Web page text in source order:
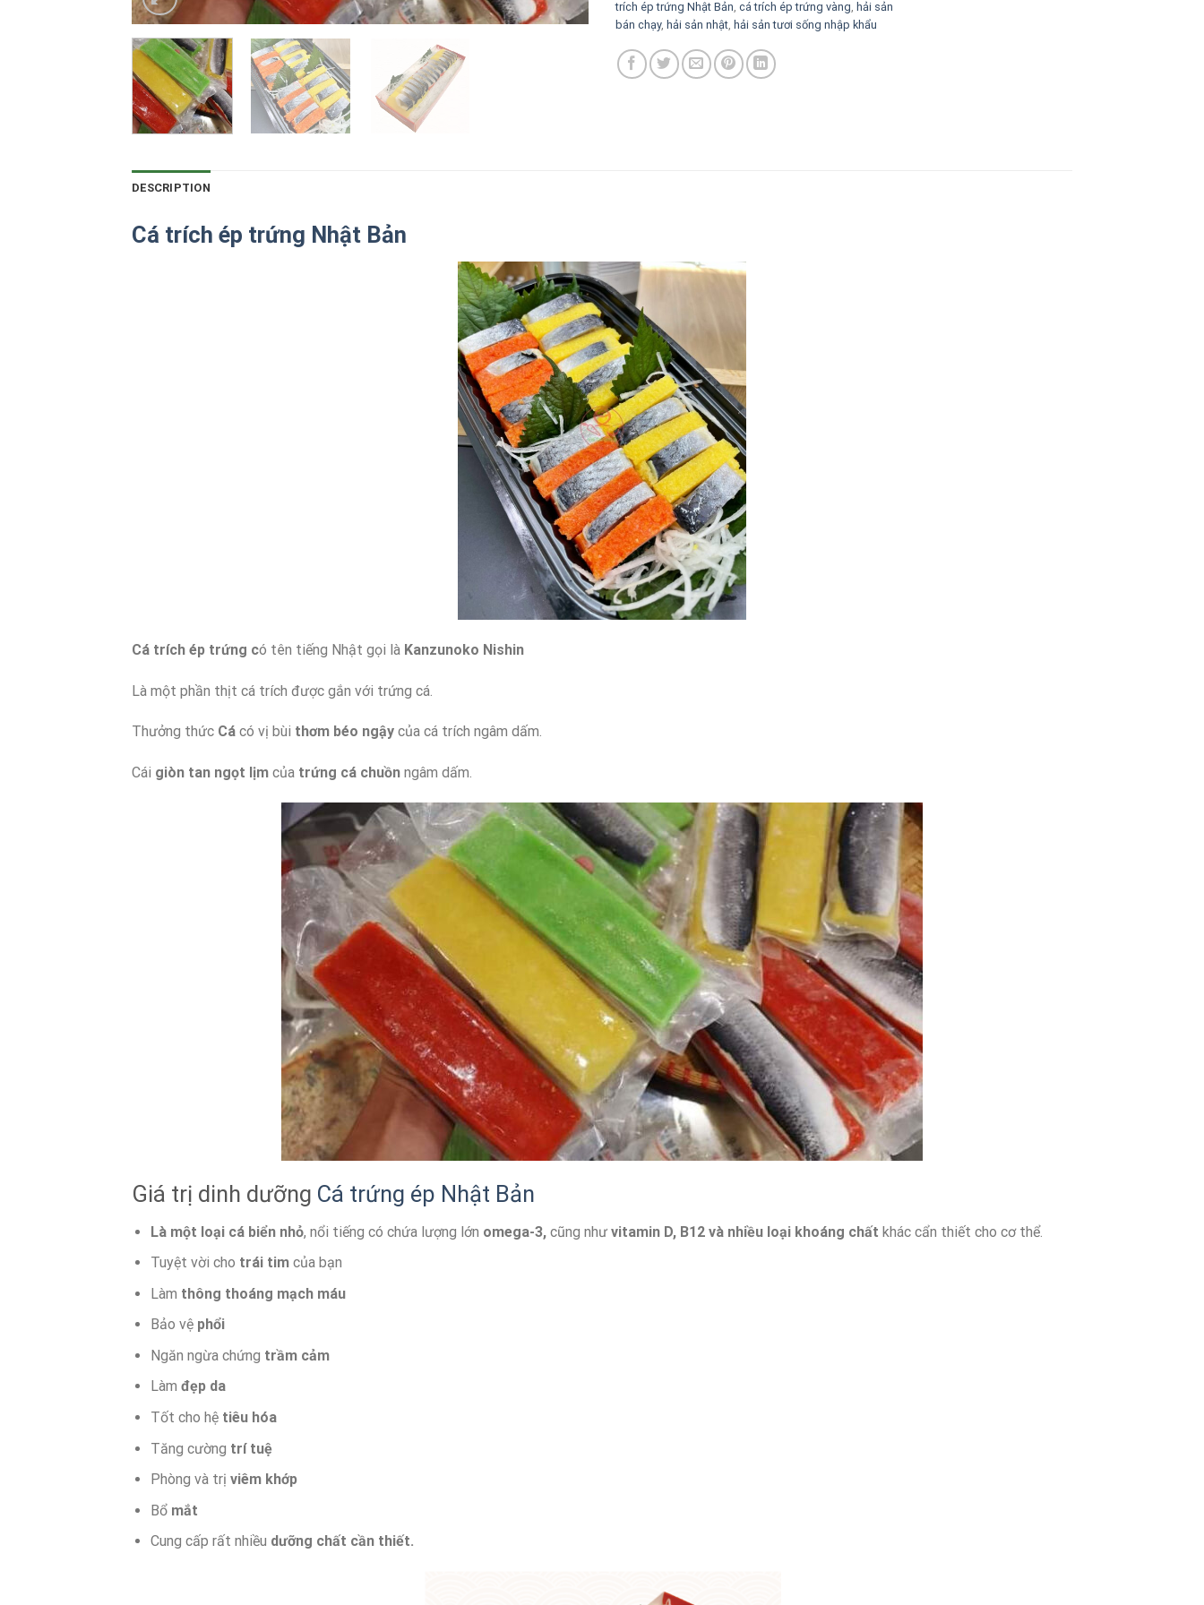
trích ép trứng Nhật Bản cá trích ép trứng vàng hải sản
bán chạy, hải sản nhật hải sản tươi sống nhập khẩu
DESCRIPTION
Cá trích ép trứng Nhật Bản
Cá trích ép trứng có tên tiếng Nhật gọi là Kanzunoko Nishin
Là một phần thịt cá trích được gắn với trứng cá.
Thưởng thức Cá có vị bùi thơm béo ngậy của cá trích ngâm dấm.
Cái giòn tan ngọt lịm của trứng cá chuồn ngâm dấm.
Giá trị dinh dưỡng Cá trứng ép Nhật Bản
Là một loại cá biển nhỏ, nổi tiếng có chứa lượng lớn omega-3,cũng nhưvitamin D, B12 và nhiều loại khoáng chất khác cẩn thiết cho cơ thể.
Tuyệt vời cho trái timcủa bạn
Làm thông thoáng mạch máu
Bảo vệ phổi
Ngăn ngừa chứng trầm cảm
Làm đẹp da
Tốt cho hệ tiêu hóa
Tăng cường trí tuệ
Phòng và trị viêm khớp
Bổ mắt
Cung cấp rất nhiều dưỡng chất cần thiết.